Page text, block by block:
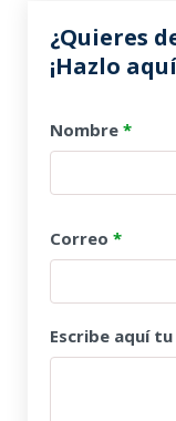
¿Quieres
¡Hazlo
Nombre *
Correo *
Escribe aquí